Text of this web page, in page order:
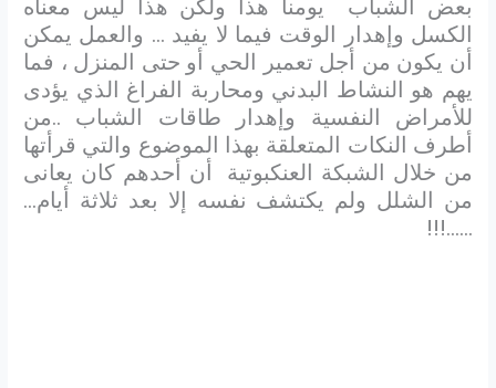
بعض الشباب يومنا هذا ولكن هذا ليس معناه
الكسل وإهدار الوقت فيما لا يفيد … والعمل يمكن
أن يكون من أجل تعمير الحي أو حتى المنزل ، فما
يهم هو النشاط البدني ومحاربة الفراغ الذي يؤدى
للأمراض النفسية وإهدار طاقات الشباب ..من
أطرف النكات المتعلقة بهذا الموضوع والتي قرأتها
من خلال الشبكة العنكبوتية أن أحدهم كان يعانى
من الشلل ولم يكتشف نفسه إلا بعد ثلاثة أيام…
……!!!